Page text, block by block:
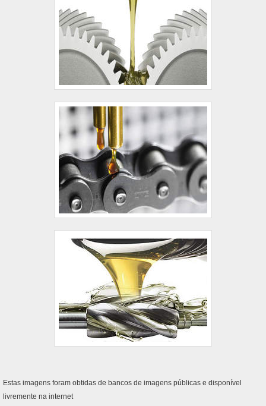
Estas imagens foram obtidas de bancos de imagens públicas e disponível
livremente na internet